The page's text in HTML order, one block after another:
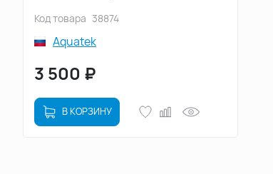
Код товара 38874
Aquatek
3 500 ₽
В КОРЗИНУ